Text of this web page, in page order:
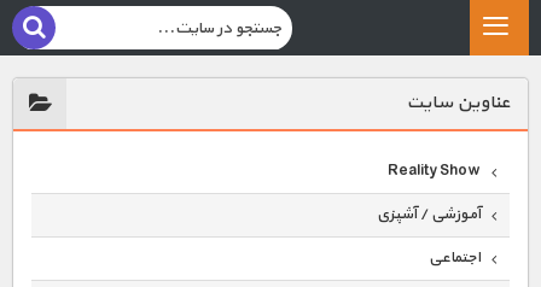
عناوين سايت
Reality Show
آموزشی / آشپزی
اجتماعی